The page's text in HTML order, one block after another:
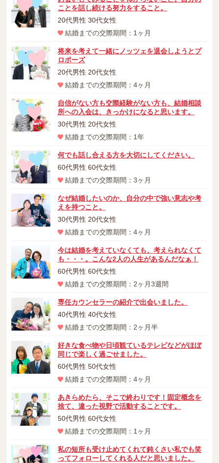
ことを話し続ける努力をすること。
20代男性 30代女性
結婚までの交際期間：1ヶ月
将来を考えて一緒にノッツェを退会しようとプ
ロポーズ
20代男性 20代女性
結婚までの交際期間：4ヶ月
自信がない方も交際経験がない方も、結婚相談
所への入会は、きっかけになると思います。
30代男性 20代女性
結婚までの交際期間：1年
何でも話し合える方を大切にしてください。
60代男性 60代女性
結婚までの交際期間：3ヶ月
なぜ結婚したいのか、自分の中で強い意志や考
えを持つこと。
30代男性 20代女性
結婚までの交際期間：4ヶ月
今は結婚を考えていなくても、考えられなくて
も・・・。こんな2人の人生があるんだなぁ！
60代男性 60代女性
結婚までの交際期間：2ヶ月3週間
専任カウンセラーの紹介で出会いました。
40代男性 40代女性
結婚までの交際期間：2ヶ月半
好きな食べ物や日頃観ているテレビなどがほぼ
同じで楽しく過ごせました。
60代男性 50代女性
結婚までの交際期間：4ヶ月
あきらめたら、そこで終わりです！固定概念を
捨て、違った視野で活動することです。
50代男性 60代女性
結婚までの交際期間：1ヶ月
私の短所も受け止めてくれて鈍くさい私でも笑
ってフォローしてくれる人だと思いました。